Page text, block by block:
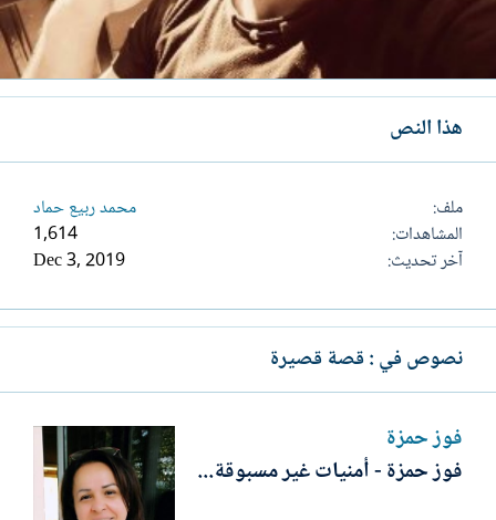
هذا النص
ملف
محمد ربيع حماد
المشاهدات
1,614
آخر تحديث
Dec 3, 2019
نصوص في : قصة قصيرة
فوز حمزة
فوز حمزة - أمنيات غير مسبوقة...